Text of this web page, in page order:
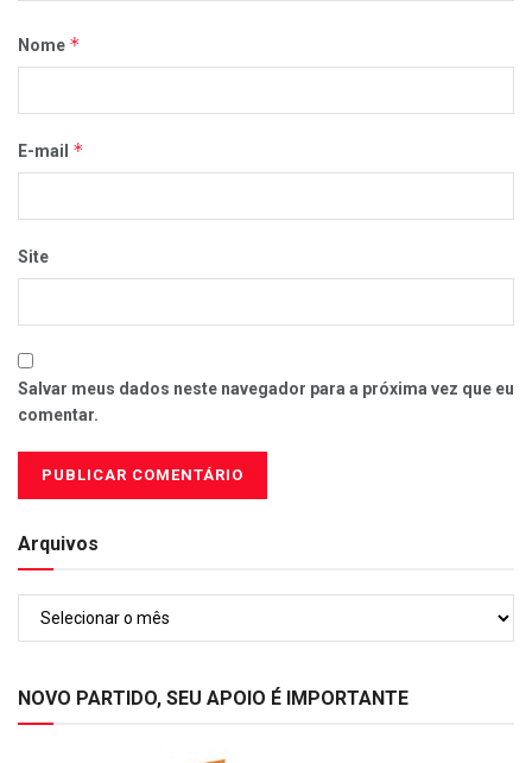
Nome *
E-mail *
Site
Salvar meus dados neste navegador para a próxima vez que eu
comentar.
Arquivos
Arquivos
NOVO PARTIDO, SEU APOIO É IMPORTANTE